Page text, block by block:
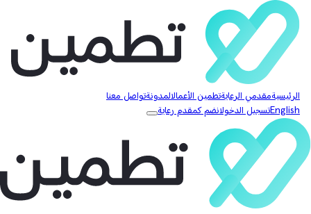
الرئيسيةمقدمي الرعايةتطمين الأعمالالمدونةتواصل معنا
Englishتسجيل الدخولانضم كمقدم رعاية